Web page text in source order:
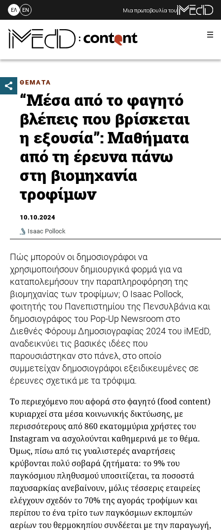
Skip
content
ΕΛ EN Μια πρωτοβουλία του
ΘΕΜΑΤΑ
“Μέσα από το φαγητό
βλέπεις που βρίσκεται
η εξουσία”: Μαθήματα
από τη έρευνα πάνω
στη βιομηχανία
τροφίμων
10.10.2024
Isaac Pollock
Πώς μπορούν οι δημοσιογράφοι να
χρησιμοποιήσουν δημιουργικά φορμά για να
καταπολεμήσουν την παραπληροφόρηση της
βιομηχανίας των τροφίμων; Ο Isaac Pollock,
φοιτητής του Πανεπιστημίου της Πενσυλβάνια και
δημοσιογράφος του Pop-Up Newsroom στο
Διεθνές Φόρουμ Δημοσιογραφίας 2024 του iMEdD,
αναδεικνύει τις βασικές ιδέες που
παρουσιάστηκαν στο πάνελ, στο οποίο
συμμετείχαν δημοσιογράφοι εξειδικευμένες σε
έρευνες σχετικά με τα τρόφιμα.
Το περιεχόμενο που αφορά στο φαγητό (food content)
κυριαρχεί στα μέσα κοινωνικής δικτύωσης, με
περισσότερους από 860 εκατομμύρια χρήστες του
Instagram να ασχολούνται καθημερινά με το θέμα.
Όμως, πίσω από τις γυαλιστερές αναρτήσεις
κρύβονται πολύ σοβαρά ζητήματα: το 9% του
παγκόσμιου πληθυσμού υποσιτίζεται, τα ποσοστά
παχυσαρκίας ανεβαίνουν, μόλις τέσσερις εταιρείες
ελέγχουν σχεδόν το 70% της αγοράς τροφίμων και
περίπου το ένα τρίτο των παγκόσμιων εκπομπών
αερίων του θερμοκηπίου συνδέεται με την παραγωγή,